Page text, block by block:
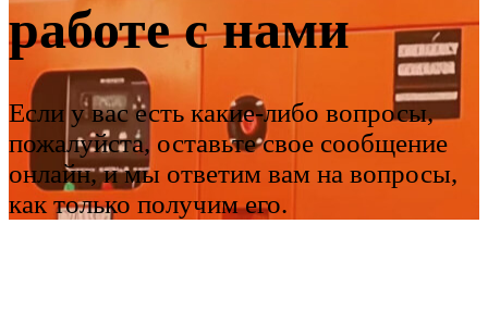
работе с нами
Если у вас есть какие-либо вопросы,
пожалуйста, оставьте свое сообщение
онлайн, и мы ответим вам на вопросы,
как только получим его.